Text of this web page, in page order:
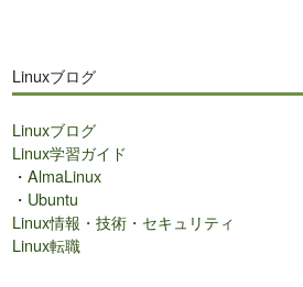
Linuxブログ
Linuxブログ
Linux学習ガイド
・AlmaLinux
・ Ubuntu
Linux情報・技術・セキュリティ
Linux転職